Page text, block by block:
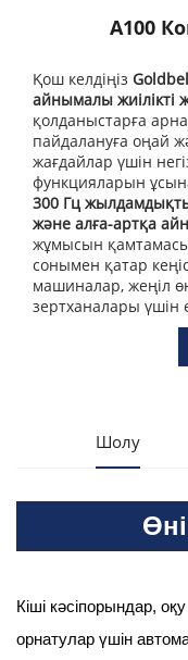
A100
Қош келдіңіз
айнымалы жиілікті
қолданыстарға
пайдалануға оңай
жағдайлар үшін
функцияларын
300 Гц
және алға-артқа
жұмысын
сонымен қатар
машиналар, жеңіл
зертханалары үшін
Шолу
Кіші кәсіпорындар,
орнатулар үшін